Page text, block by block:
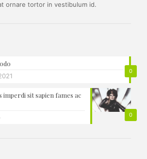
ornare tortor in vestibulum id.
0
0
imperdi sit sapien fames ac